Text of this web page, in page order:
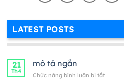
LATEST POSTS
21
Th4
mô tả ngắn
Chức năng bình luận bị tắtở